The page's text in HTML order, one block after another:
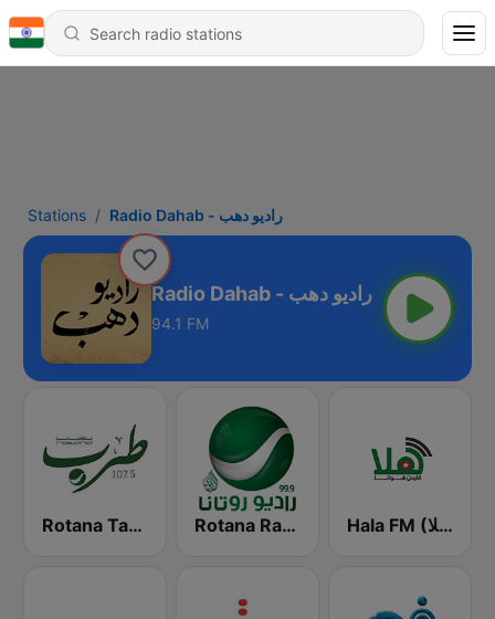
Stations Radio Dahab - راديو دهب
Radio Dahab - راديو دهب
94.1 FM
Rotana Tarab Jordan ( راديو روتانا طرب الاردن) Rotana Radio (راديو روتانا) Hala FM (راديو هلا)